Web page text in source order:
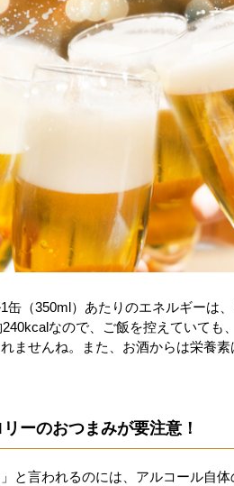
缶（350ml）あたりのエネルギーは
なので、ご飯を控えていても
ませんね。また、お酒からは栄養
ーのおつまみが要注意！
と言われるのには、アルコール自